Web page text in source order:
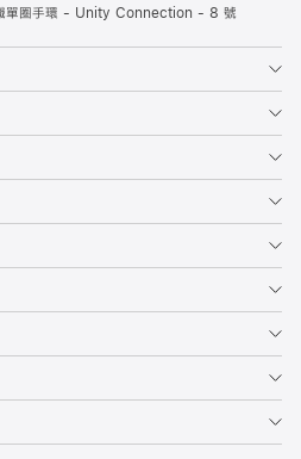
單圈手環 - Unity Connection - 8 號